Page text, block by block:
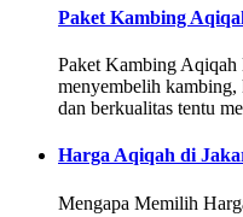
Paket Kambing
Paket Kambing Aqiqah
menyembelih kambing,
dan berkualitas tentu
Harga Aqiqah di
Mengapa Memilih